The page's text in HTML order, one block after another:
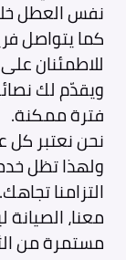
نفس العطل
كما يتواصل
للاطمئنان على
ويقدّم لك
فترة ممكنة.
نحن نعتبر كل
ولهذا تظل
التزامنا تجاهك.
معنا،
مستمرة من